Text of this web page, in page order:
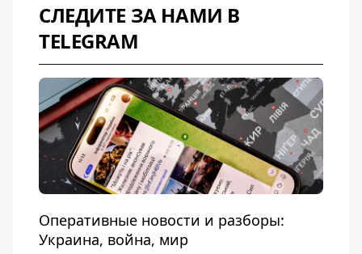
СЛЕДИТЕ ЗА НАМИ В
TELEGRAM
Оперативные новости и разборы:
Украина, война, мир